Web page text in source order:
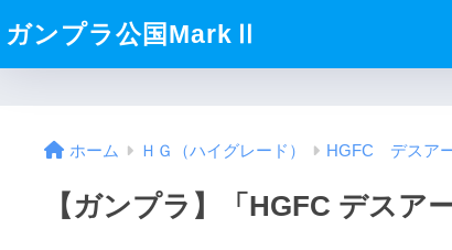
ガンプラ公国MarkⅡ
ホーム ＨＧ（ハイグレード） HGFC デスア
【ガンプラ】「HGFC デスア